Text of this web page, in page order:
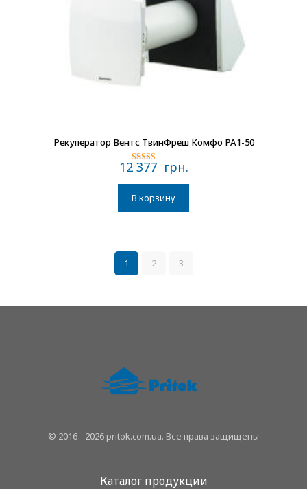
В наличии
Рекуператор Вентс ТвинФреш Комфо РА1-50
Оценка
из 5
12 377 грн.
В корзину
1 2 3
© 2016 - 2026 pritok.com.ua. Все права защищены
Каталог продукции